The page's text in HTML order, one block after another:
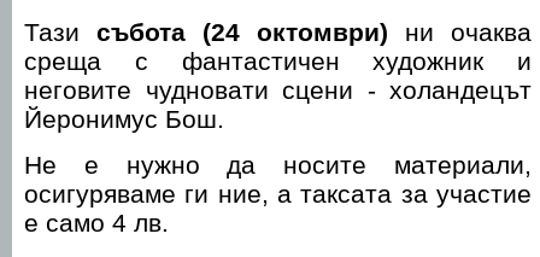
Тази събота (24 октомври) ни очаква
среща с фантастичен художник и
неговите чудновати сцени - холандецът
Йеронимус Бош.
Не е нужно да носите материали,
осигуряваме ги ние, а таксата за участие
е само 4 лв.